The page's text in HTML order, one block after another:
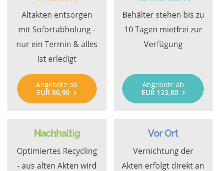
Altakten entsorgen
mit Sofortabholung -
nur ein Termin & alles
ist erledigt
Angebote ab
EUR 80,90
Behälter stehen bis zu
10 Tagen mietfrei zur
Verfügung
Angebote ab
EUR 123,80
Nachhaltig
Optimiertes Recycling
- aus alten Akten wird
Vor Ort
Vernichtung der
Akten erfolgt direkt an